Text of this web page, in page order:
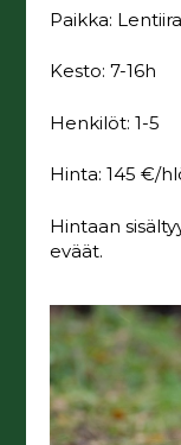
Paikka: Lentiira
Kesto: 7-16h
Henkilöt: 1-5
Hinta: 145 €/
Hintaan
eväät.